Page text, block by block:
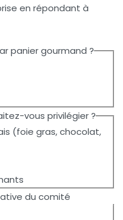
en répondant à
panier gourmand ?
vous privilégier ?
(foie gras, chocolat,
du comité